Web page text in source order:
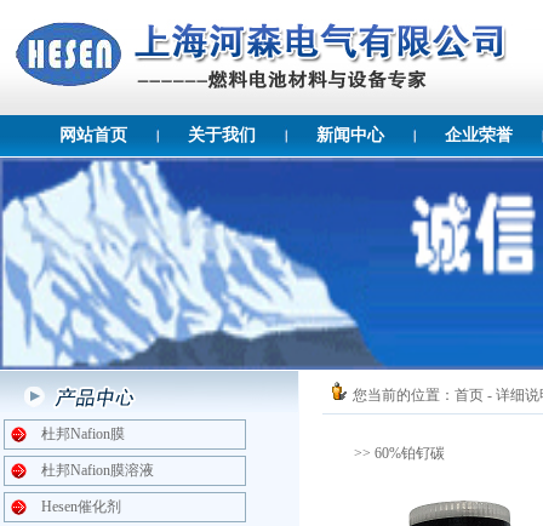
网站首页 关于我们 新闻中心 企业荣誉
杜邦Nafion膜
杜邦Nafion膜溶液
Hesen催化剂
您当前的位置： 首页 - 详细说
>> 60%铂钌碳